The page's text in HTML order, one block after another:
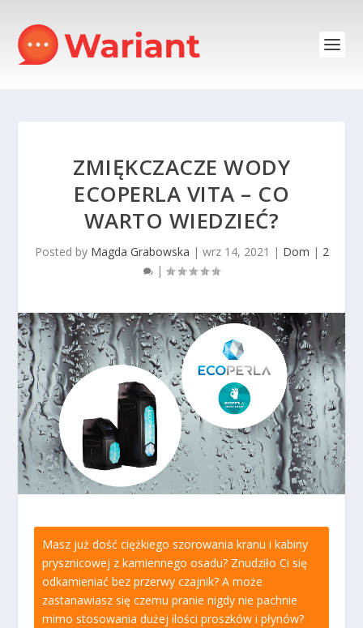
ZMIĘKCZACZE WODY
ECOPERLA VITA – CO
WARTO WIEDZIEĆ?
Posted by Magda Grabowska | wrz 14, 2021 | Dom | 2
|
Masz już dość ciężkiego szorowania kranu i kabiny
prysznicowej z kamiennego osadu? Znudziło Ci się
odkamieniać bez przerwy czajnik? A może
zastanawiasz się czemu pranie nigdy nie pachnie
mimo stosowania dużej ilości proszków i płynów?